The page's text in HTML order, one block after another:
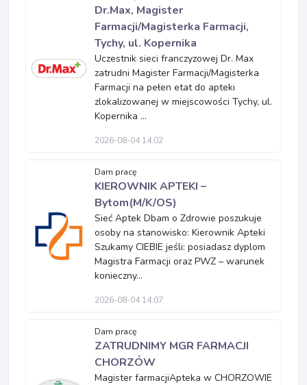
Dr.Max, Magister
Farmacji/Magisterka Farmacji,
Tychy, ul. Kopernika
Uczestnik sieci franczyzowej Dr. Max
zatrudni Magister Farmacji/Magisterka
Farmacji na pełen etat do apteki
zlokalizowanej w miejscowości Tychy, ul.
Kopernika ...
2026-08-04 14:02
Dam pracę
KIEROWNIK APTEKI –
Bytom(M/K/OS)
Sieć Aptek Dbam o Zdrowie poszukuje
osoby na stanowisko: Kierownik Apteki
Szukamy CIEBIE jeśli: posiadasz dyplom
Magistra Farmacji oraz PWZ – warunek
konieczny...
2026-08-04 14:07
Dam pracę
ZATRUDNIMY MGR FARMACJI
CHORZÓW
Magister farmacjiApteka w CHORZOWIE